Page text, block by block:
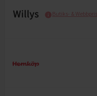
Butiks- & Webbpris